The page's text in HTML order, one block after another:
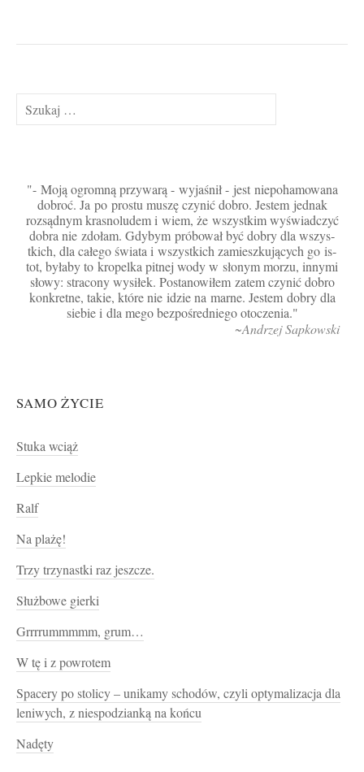
Szukaj:
- Moją og­romną przy­warą - wy­jaśnił - jest niepo­hamo­wana
dob­roć. Ja po pros­tu muszę czy­nić dob­ro. Jes­tem jed­nak
rozsądnym kras­no­ludem i wiem, że wszys­tkim wyświad­czyć
dob­ra nie zdołam. Gdy­bym próbo­wał być dob­ry dla wszys­
tkich, dla całego świata i wszys­tkich za­mie­szkujących go is­
tot, byłaby to kro­pel­ka pit­nej wo­dy w słonym morzu, in­ny­mi
słowy: stra­cony wy­siłek. Pos­ta­nowiłem za­tem czy­nić dob­ro
kon­kret­ne, ta­kie, które nie idzie na mar­ne. Jes­tem dob­ry dla
siebie i dla me­go bez­pośred­niego otocze­nia.
~Andrzej Sapkowski
SAMO ŻYCIE
Stuka wciąż
Lepkie melodie
Ralf
Na plażę!
Trzy trzynastki raz jeszcze.
Służbowe gierki
Grrrrummmmm, grum…
W tę i z powrotem
Spacery po stolicy – unikamy schodów, czyli optymalizacja dla
leniwych, z niespodzianką na końcu
Nadęty